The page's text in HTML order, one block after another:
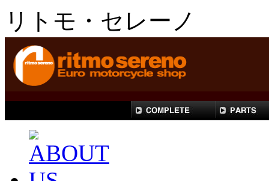
リトモ・セレーノ